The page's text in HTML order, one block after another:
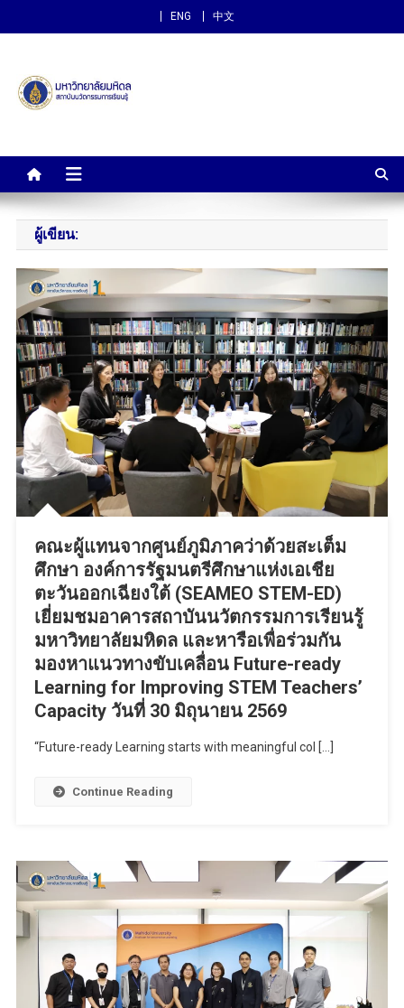
ENG 中文
สถาบันนวัตกรรมการเรียนรู้
ผู้เขียน:
คณะผู้แทนจากศูนย์ภูมิภาคว่าด้วยสะเต็ม
ศึกษา องค์การรัฐมนตรีศึกษาแห่งเอเชีย
ตะวันออกเฉียงใต้ (SEAMEO STEM-ED)
เยี่ยมชมอาคารสถาบันนวัตกรรมการเรียนรู้
มหาวิทยาลัยมหิดล และหารือเพื่อร่วมกัน
มองหาแนวทางขับเคลื่อน Future-ready
Learning for Improving STEM Teachers’
Capacity วันที่ 30 มิถุนายน 2569
“Future-ready Learning starts with meaningful col […]
Continue Reading